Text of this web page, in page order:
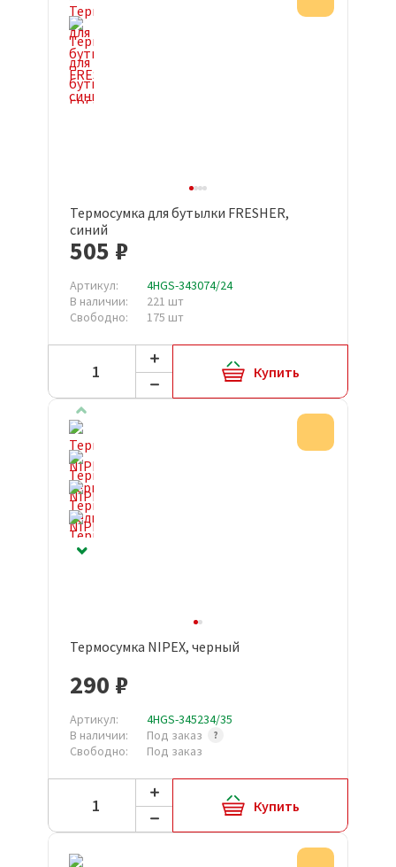
Термосумка для бутылки FRESHER,
синий
505 ₽
Артикул:
4HGS-343074/24
В наличии:
221 шт
Свободно:
175 шт
Купить
Термосумка NIPEX, черный
290 ₽
Артикул:
4HGS-345234/35
В наличии:
Под заказ
Свободно:
Под заказ
Купить